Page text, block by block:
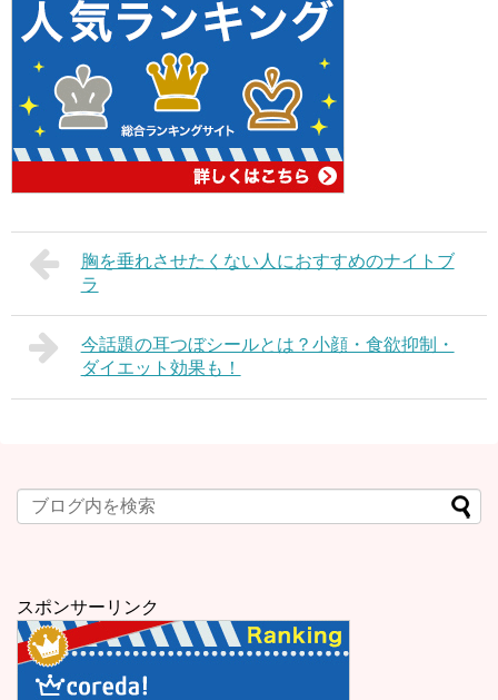
胸を垂れさせたくない人におすすめのナイトブ
ラ
今話題の耳つぼシールとは？小顔・食欲抑制・
ダイエット効果も！
スポンサーリンク